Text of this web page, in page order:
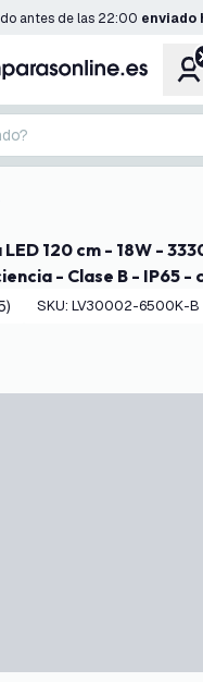
antes de las 22:00 enviado
- Clase B - IP65 -
SKU: LV30002-6500K-B